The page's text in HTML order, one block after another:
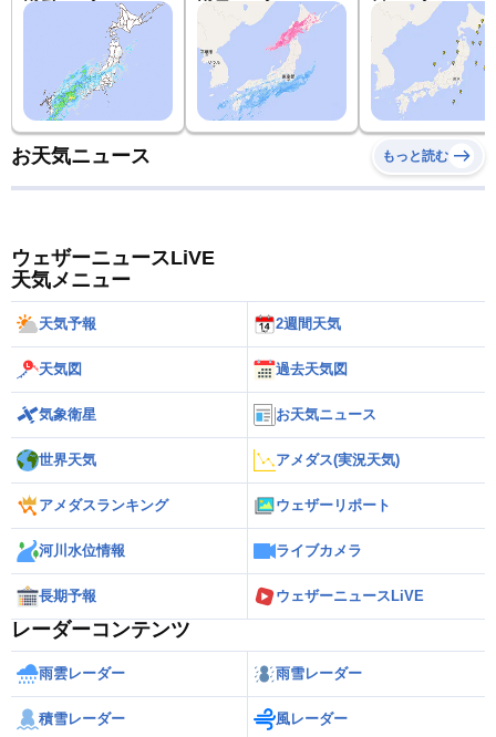
お天気ニュース もっと読む
ウェザーニュースLiVE
天気メニュー
天気予報 2週間天気
天気図 過去天気図
気象衛星 お天気ニュース
世界天気 アメダス(実況天気)
アメダスランキング ウェザーリポート
河川水位情報 ライブカメラ
長期予報 ウェザーニュースLiVE
レーダーコンテンツ
雨雲レーダー 雨雪レーダー
積雪レーダー 風レーダー